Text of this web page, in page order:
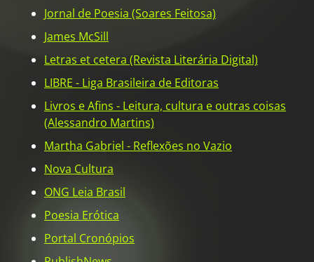
Jornal de Poesia (Soares Feitosa)
James McSill
Letras et cetera (Revista Literária Digital)
LIBRE - Liga Brasileira de Editoras
Livros e Afins - Leitura, cultura e outras coisas
(Alessandro Martins)
Martha Gabriel - Reflexões no Vazio
Nova Cultura
ONG Leia Brasil
Poesia Erótica
Portal Cronópios